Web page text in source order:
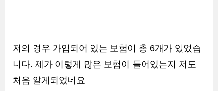
저의 경우 가입되어 있는 보험이 총 6개가 있었습
니다. 제가 이렇게 많은 보험이 들어있는지 저도
처음 알게되었네요